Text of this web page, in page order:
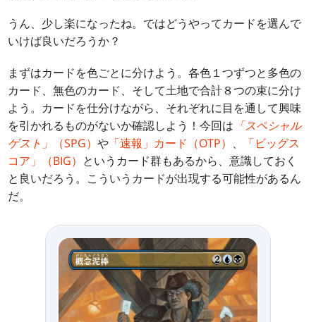
うん、少し楽になったね。ではどうやってカードを選んで
いけば良いだろうか？
まずはカードを色ごとに分けよう。各色１つずつと多色の
カード、無色のカード、そして土地で合計８つの束に分け
よう。カードを仕分けながら、それぞれに目を通して興味
を引かれるものがないか確認しよう！今回は 「スペシャル
ゲスト」
（SPG）や 「速報」カード（OTP） 、
「ビッグス
コア」（BIG） というカード群もあるから、意識しておく
と良いだろう。こういうカードが出現する可能性があるん
だ。